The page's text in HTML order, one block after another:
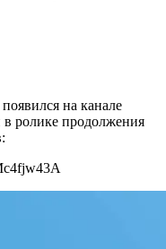
на канале
в ролике продолжения